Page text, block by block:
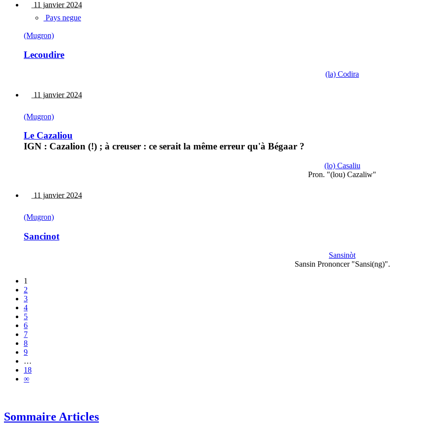
11 janvier 2024
Pays negue
(Mugron)
Lecoudire
(la) Codira
11 janvier 2024
(Mugron)
Le Cazaliou
IGN : Cazalion (!) ; à creuser : ce serait la même erreur qu'à Bégaar ?
(lo) Casaliu
Pron. "(lou) Cazaliw"
11 janvier 2024
(Mugron)
Sancinot
Sansinòt
Sansin Prononcer "Sansi(ng)".
1
2
3
4
5
6
7
8
9
…
18
∞
Sommaire Articles